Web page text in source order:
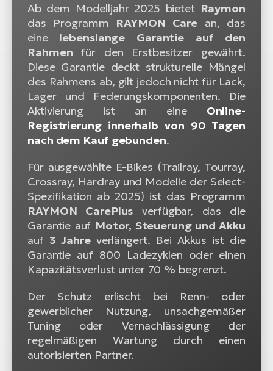
Ab dem Modelljahr 2025 bietet Raymon
das Programm RAYMON Care an, das
einelebenslange Garantie auf den
Rahmen für den Erstbesitzer gewährt.
Diese Garantie deckt strukturelle Mängel
des Rahmens ab, gilt jedoch nicht für Lack,
Lager und Federungskomponenten. Die
Aktivierung ist an eine Online-
Registrierung innerhalb von 90 Tagen
nach dem Kauf gebunden.
Für ausgewählte E-Bikes (Trailray, Tourray,
Crossray, Hardray und Modelle der Select-
Spezifikation ab 2025) ist das Programm
RAYMON CarePlus verfügbar, das die
Garantie auf Motor, Steuerung und Akku
auf 3 Jahreverlängert. Bei Akkus ist die
Garantie auf 800 Ladezyklen oder einen
Kapazitätsverlust unter 70 % begrenzt.
Der Schutz erlischt bei Renn- oder
gewerblicher Nutzung, unsachgemäßer
Tuning oder Vernachlässigung der
regelmäßigen Wartung durch einen
autorisierten Partner.